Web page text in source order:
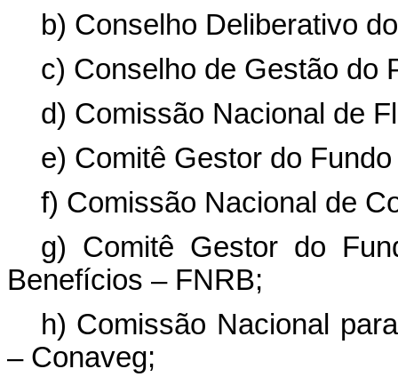
b) Conselho Deliberativo
c) Conselho de Gestão do
d) Comissão Nacional de
e) Comitê Gestor do
f) Comissão Nacional de
g) Comitê Gestor do
Benefícios – FNRB;
h) Comissão Nacional
– Conaveg;